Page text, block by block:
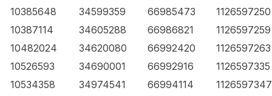
10385648
34599359 66985473
1126597250
10387114
34605288 66986821
1126597259
10482024
34620080 66992420
1126597263
10526593
34690001 66992916
1126597335
10534358
34974541 66994114
1126597347